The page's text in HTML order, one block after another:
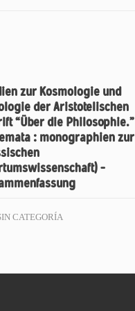
zur Kosmologie und
der Aristotelischen
“Über die Philosophie.”
: monographien zur
–
CATEGORÍA